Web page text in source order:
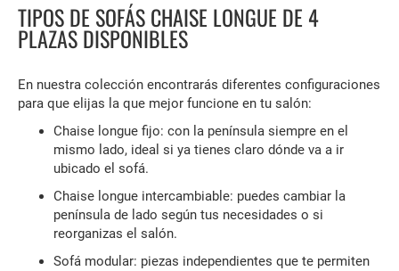
TIPOS DE SOFÁS CHAISE LONGUE DE 4
PLAZAS DISPONIBLES
En nuestra colección encontrarás diferentes configuraciones
para que elijas la que mejor funcione en tu salón:
Chaise longue fijo: con la península siempre en el
mismo lado, ideal si ya tienes claro dónde va a ir
ubicado el sofá.
Chaise longue intercambiable: puedes cambiar la
península de lado según tus necesidades o si
reorganizas el salón.
Sofá modular: piezas independientes que te permiten